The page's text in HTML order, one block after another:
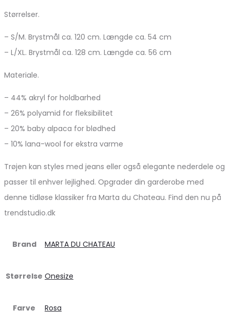
Størrelser.
– S/M. Brystmål ca. 120 cm. Længde ca. 54 cm
– L/XL. Brystmål ca. 128 cm. Længde ca. 56 cm
Materiale.
– 44% akryl for holdbarhed
– 26% polyamid for fleksibilitet
– 20% baby alpaca for blødhed
– 10% lana-wool for ekstra varme
Trøjen kan styles med jeans eller også elegante nederdele og
passer til enhver lejlighed. Opgrader din garderobe med
denne tidløse klassiker fra Marta du Chateau. Find den nu på
trendstudio.dk
Brand MARTA DU CHATEAU
Størrelse Onesize
Farve Rosa